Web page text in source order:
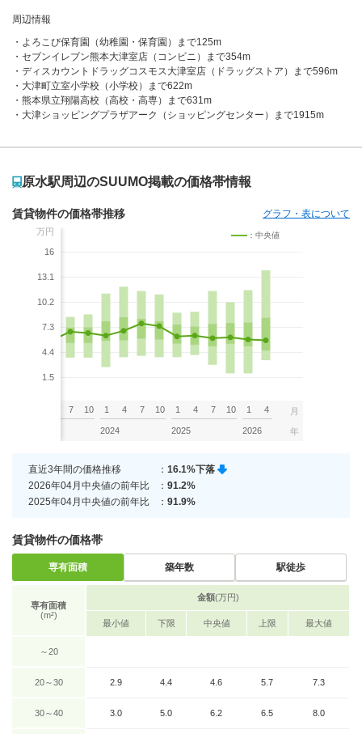
周辺情報
よろこび保育園（幼稚園・保育園）まで125m
セブンイレブン熊本大津室店（コンビニ）まで354m
ディスカウントドラッグコスモス大津室店（ドラッグストア）まで596m
大津町立室小学校（小学校）まで622m
熊本県立翔陽高校（高校・高専）まで631m
大津ショッピングプラザアーク（ショッピングセンター）まで1915m
原水駅周辺のSUUMO掲載の価格帯情報
賃貸物件の価格帯推移 グラフ・表について
万円
16
13.1
10.2
7.3
4.4
1.5
：中央値
7 10 1 4 7 10
2024
1 4 7 10
2025
1 4
2026
月
年
直近3年間の価格推移 ： 16.1%下落
2026年04月中央値の前年比
： 91.2%
2025年04月中央値の前年比
： 91.9%
賃貸物件の価格帯
専有面積 築年数 駅徒歩
専有面積
(m²)
金額(万円)
最小値 下限 中央値 上限 最大値
～20
20～30 2.9 4.4 4.6 5.7 7.3
30～40 3.0 5.0 6.2 6.5 8.0